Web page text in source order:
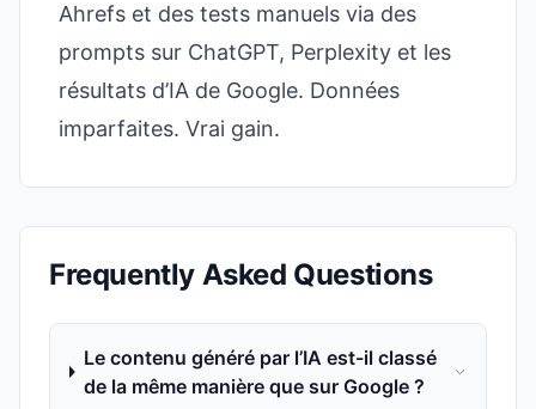
Ahrefs et des tests manuels via des
prompts sur ChatGPT, Perplexity et les
résultats d’IA de Google. Données
imparfaites. Vrai gain.
Frequently Asked Questions
Le contenu généré par l’IA est-il classé
de la même manière que sur Google ?